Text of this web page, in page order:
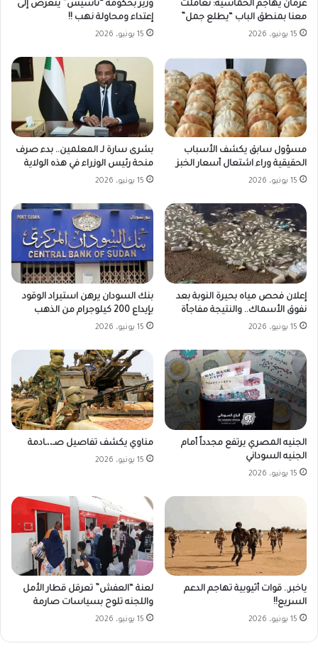
عرمان يهاجم الخماسية: تعاملت
معنا بمنطق الباب “يطلع جمل”
15 يونيو، 2026
وزير بحكومة “تأسيس” يتعرض إلى
إعتداء ومحاولة نهب !!
15 يونيو، 2026
مسؤول سابق يكشف الأسباب
الحقيقية وراء اشتعال أسعار الخبز
15 يونيو، 2026
بشرى سارة لـ المعلمين.. بدء صرف
منحة رئيس الوزراء في هذه الولاية
15 يونيو، 2026
إعلان فحص مياه بحيرة النوبة بعد
نفوق الأسماك.. والنتيجة مفاجأة
15 يونيو، 2026
بنك السودان يرهن استيراد الوقود
بإيداع 200 كيلوجرام من الذهب
15 يونيو، 2026
الجنيه المصري يرتفع مجدداً أمام
الجنيه السوداني
15 يونيو، 2026
مناوي يكشف تفاصيل صـ،،ـادمة
15 يونيو، 2026
ياخبر.. قوات أثيوبية تهاجم الدعم
السريع!!
15 يونيو، 2026
لعنة “العفش” تعرقل قطار الأمل
واللجنه تلوح بسياسات صارمة
15 يونيو، 2026